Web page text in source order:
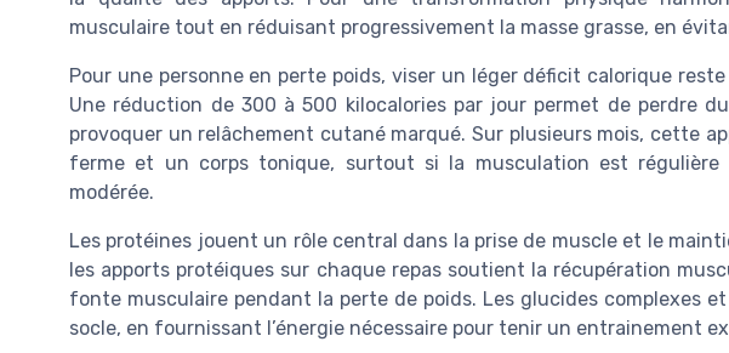
musculaire tout en réduisant progressivement la masse grasse, en
Pour une personne en perte poids, viser un léger déficit calorique
Une réduction de 300 à 500 kilocalories par jour permet de perdre
provoquer un relâchement cutané marqué. Sur plusieurs mois, cette
ferme et un corps tonique, surtout si la musculation est
modérée.
Les protéines jouent un rôle central dans la prise de muscle et le
les apports protéiques sur chaque repas soutient la récupération
fonte musculaire pendant la perte de poids. Les glucides complexes
socle, en fournissant l’énergie nécessaire pour tenir un entrainement